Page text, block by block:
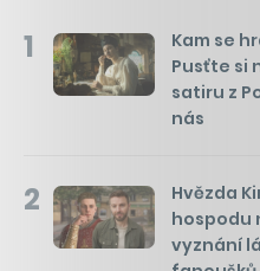
1
Kam se
Pusťte si
satiru z
nás
2
Hvězda
hospodu
vyznání